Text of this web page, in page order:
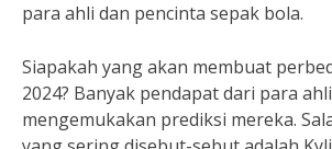
para ahli dan pencinta sepak bola.
Siapakah yang akan membuat
2024? Banyak pendapat dari para
mengemukakan prediksi mereka.